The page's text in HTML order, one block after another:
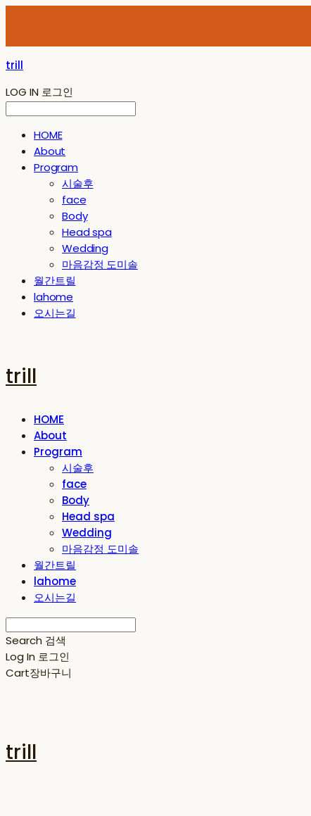
trill
LOG IN 로그인
HOME
About
Program
시술후
face
Body
Head spa
Wedding
마음감정 도미솔
월간트릴
lahome
오시는길
trill
HOME
About
Program
시술후
face
Body
Head spa
Wedding
마음감정 도미솔
월간트릴
lahome
오시는길
Search 검색
Log In 로그인
Cart장바구니
trill